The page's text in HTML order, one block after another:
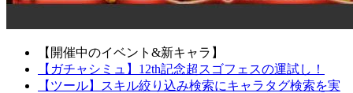
【開催中のイベント&新キャラ】
【ガチャシミュ】12th記念超スゴフェスの運試し！
【ツール】スキル絞り込み検索にキャラタグ検索を実